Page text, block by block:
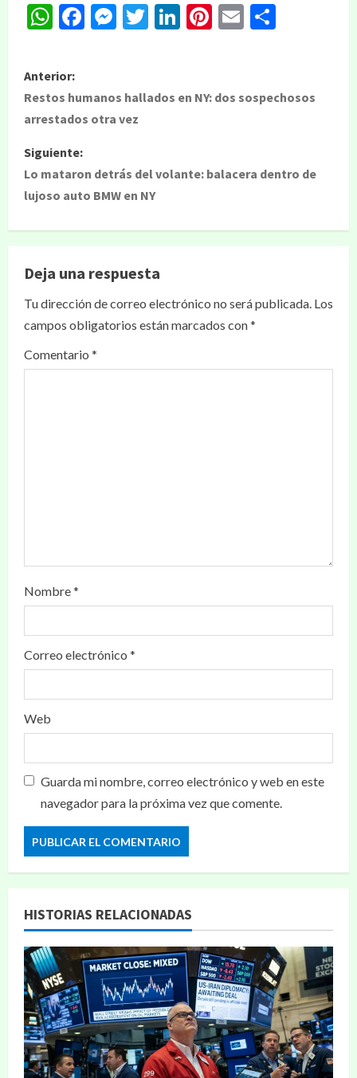
WhatsApp
Facebook
Messenger
Twitter
LinkedIn
Pinterest
Email
Anterior:
Restos humanos hallados en NY: dos sospechosos
arrestados otra vez
Siguiente:
Lo mataron detrás del volante: balacera dentro de
lujoso auto BMW en NY
Deja una respuesta
Tu dirección de correo electrónico no será publicada. Los
campos obligatorios están marcados con*
Comentario *
Nombre*
Correo electrónico *
Web
Guarda mi nombre, correo electrónico y web en este
navegador para la próxima vez que comente.
HISTORIAS RELACIONADAS